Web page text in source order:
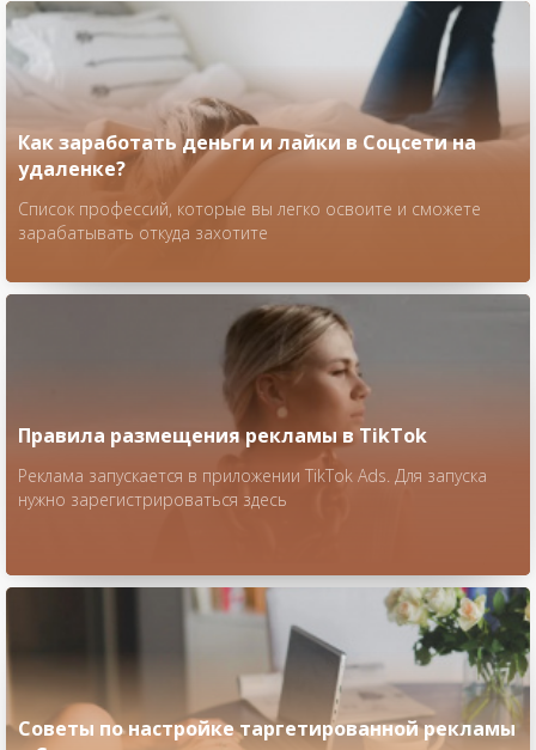
Как заработать деньги и лайки в Соцсети на
удаленке?
Список профессий, которые вы легко освоите и сможете
зарабатывать откуда захотите
Правила размещения рекламы в TikTok
Реклама запускается в приложении TikTok Ads. Для запуска
нужно зарегистрироваться здесь
Советы по настройке таргетированной рекламы